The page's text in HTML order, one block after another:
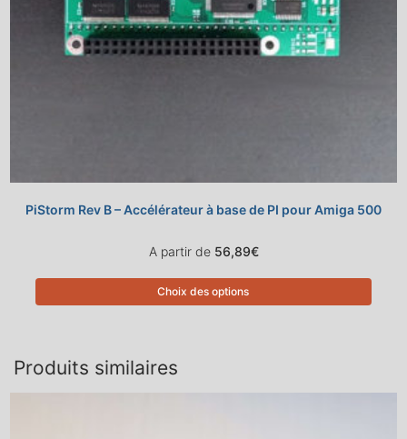
PiStorm Rev B – Accélérateur à base de PI pour Amiga 500
A partir de 56,89€
Choix des options
Produits similaires